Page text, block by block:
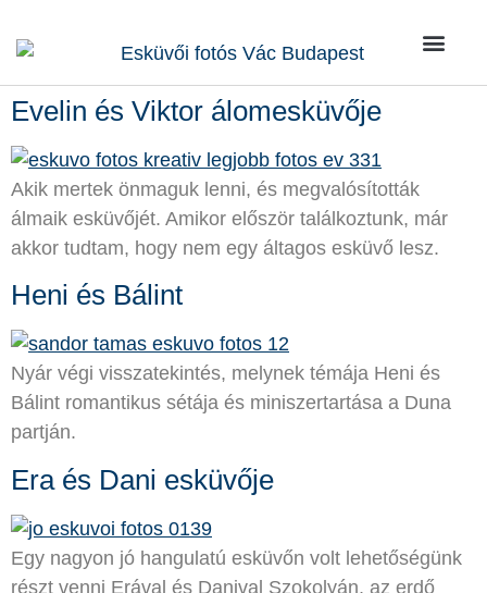
Evelin és Viktor álomesküvője
Akik mertek önmaguk lenni, és megvalósították
álmaik esküvőjét. Amikor először találkoztunk, már
akkor tudtam, hogy nem egy áltagos esküvő lesz.
Heni és Bálint
Nyár végi visszatekintés, melynek témája Heni és
Bálint romantikus sétája és miniszertartása a Duna
partján.
Era és Dani esküvője
Egy nagyon jó hangulatú esküvőn volt lehetőségünk
részt venni Erával és Danival Szokolyán, az erdő